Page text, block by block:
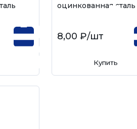
оцинкованная сталь
8,00 ₽/шт
Купить